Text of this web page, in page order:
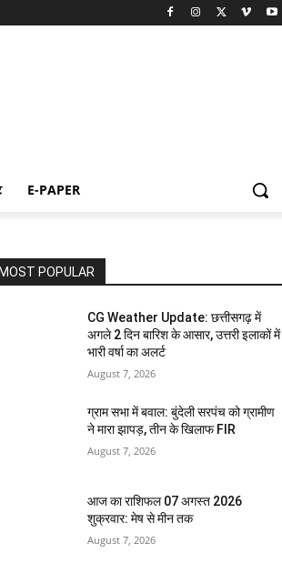
E-PAPER
MOST POPULAR
CG Weather Update: छत्तीसगढ़ में
अगले 2 दिन बारिश के आसार, उत्तरी इलाकों में
भारी वर्षा का अलर्ट
August 7, 2026
ग्राम सभा में बवाल: बुंदेली सरपंच को ग्रामीण
ने मारा झापड़, तीन के खिलाफ FIR
August 7, 2026
आज का राशिफल 07 अगस्त 2026
शुक्रवार: मेष से मीन तक
August 7, 2026